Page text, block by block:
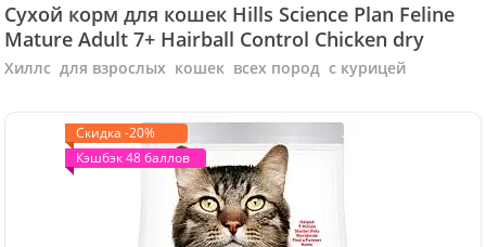
Сухой корм для кошек Hills Science Plan Feline
Mature Adult 7+ Hairball Control Chicken dry
Хиллс для взрослых кошек всех пород с курицей
Скидка -20%
Кэшбэк 48 баллов